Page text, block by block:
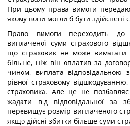
При цьому права вимоги
якому вони могли б бути здійснені
Право вимоги переходить
виплаченої суми страхового
що страховик не може вимагати
більше, ніж він оплатив за
чином, виплата відповідальною
рівної страховому
страховика. Але це не
жадати від відповідальної за
перевищує розмір виплаченого
якщо дійсні збитки більше суми